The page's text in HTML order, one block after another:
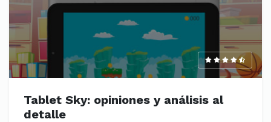
Tablet Sky: opiniones y análisis al
detalle